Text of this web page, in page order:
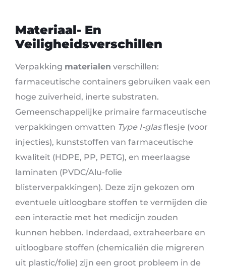
Materiaal- En
Veiligheidsverschillen
Verpakking materialen verschillen:
farmaceutische containers gebruiken vaak een
hoge zuiverheid, inerte substraten.
Gemeenschappelijke primaire farmaceutische
verpakkingen omvatten Type I-glasflesje (voor
injecties), kunststoffen van farmaceutische
kwaliteit (HDPE, PP, PETG), en meerlaagse
laminaten (PVDC/Alu-folie
blisterverpakkingen). Deze zijn gekozen om
eventuele uitloogbare stoffen te vermijden die
een interactie met het medicijn zouden
kunnen hebben. Inderdaad, extraheerbare en
uitloogbare stoffen (chemicaliën die migreren
uit plastic/folie) zijn een groot probleem in de